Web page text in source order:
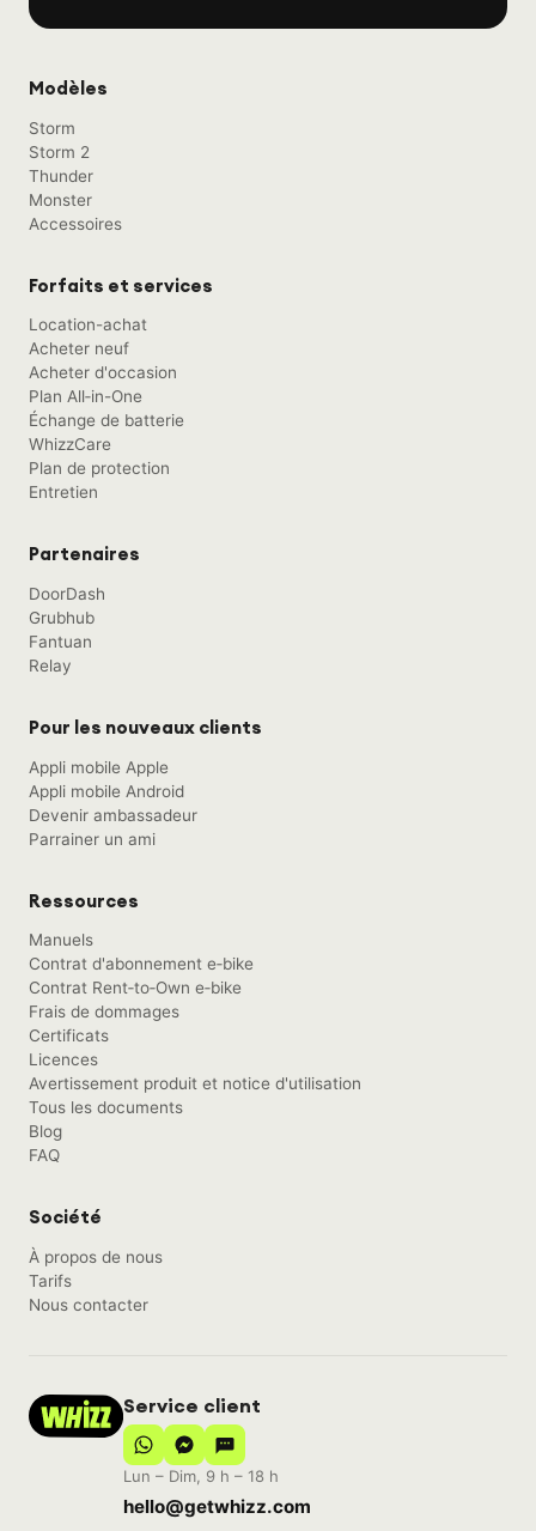
Modèles
Storm
Storm 2
Thunder
Monster
Accessoires
Forfaits et services
Location-achat
Acheter neuf
Acheter d'occasion
Plan All‑in-One
Échange de batterie
WhizzCare
Plan de protection
Entretien
Partenaires
DoorDash
Grubhub
Fantuan
Relay
Pour les nouveaux clients
Appli mobile Apple
Appli mobile Android
Devenir ambassadeur
Parrainer un ami
Ressources
Manuels
Contrat d'abonnement e‑bike
Contrat Rent‑to‑Own e‑bike
Frais de dommages
Certificats
Licences
Avertissement produit et notice d'utilisation
Tous les documents
Blog
FAQ
Société
À propos de nous
Tarifs
Nous contacter
Service client
Lun – Dim, 9 h – 18 h
hello@getwhizz.com